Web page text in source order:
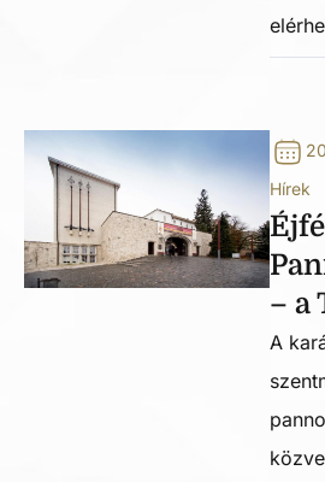
Hírek
– a
A